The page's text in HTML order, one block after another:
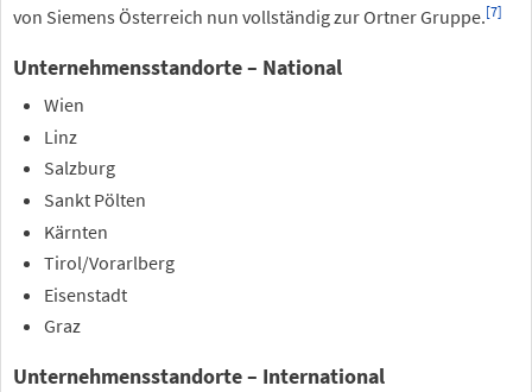
von Siemens Österreich nun vollständig zur Ortner Gruppe.[7]
Unternehmensstandorte – National
Wien
Linz
Salzburg
Sankt Pölten
Kärnten
Tirol/Vorarlberg
Eisenstadt
Graz
Unternehmensstandorte – International